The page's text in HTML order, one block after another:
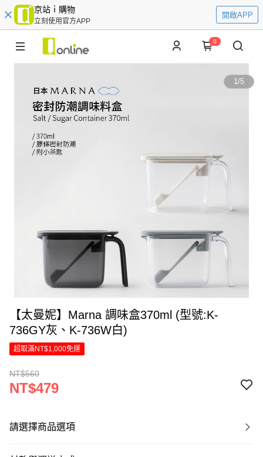
京站ｉ購物
立刻使用官方APP
開啟APP
0
1/5
【太曼妮】Marna 調味盒370ml (型號:K-
736GY灰、K-736W白)
超取滿NT$1,000免運
NT$560
NT$479
請選擇商品選項